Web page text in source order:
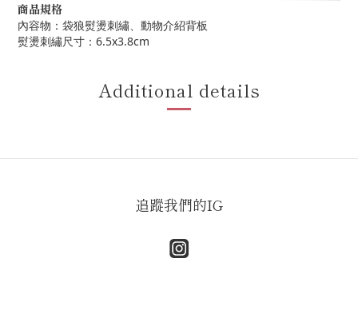
商品規格
內容物：袋狼熨燙刺繡、動物介紹背板
熨燙刺繡尺寸：6.5x3.8cm
Additional details
追蹤我們的IG